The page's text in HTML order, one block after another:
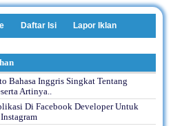
Daftar Isi Lapor Iklan
Bahasa Inggris Singkat Tentang
Artinya..
Di Facebook Developer Untuk